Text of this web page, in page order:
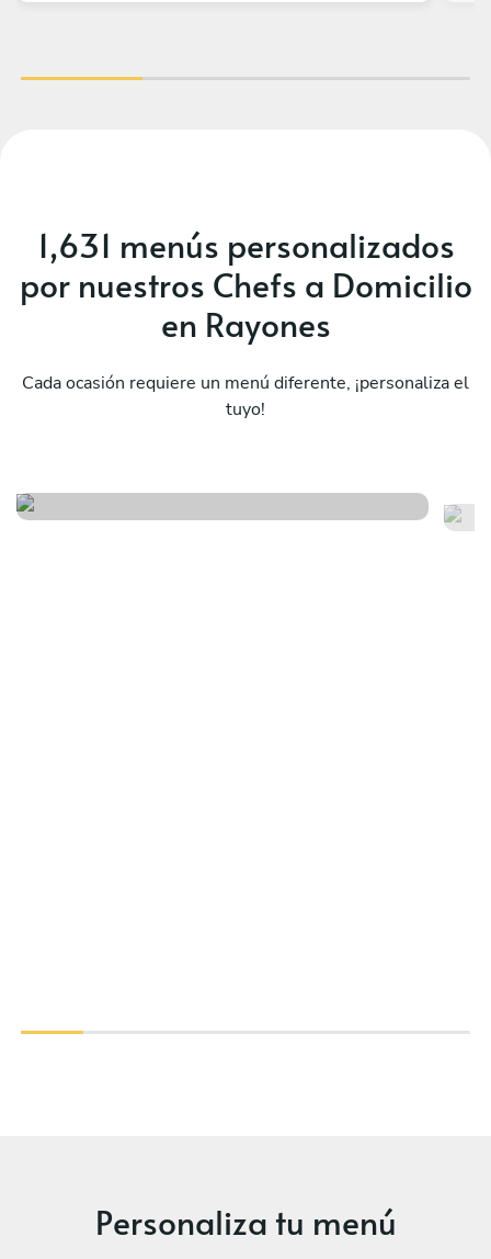
1,631 menús personalizados
por nuestros Chefs a Domicilio
en Rayones
Cada ocasión requiere un menú diferente, ¡personaliza el
tuyo!
Personaliza tu menú